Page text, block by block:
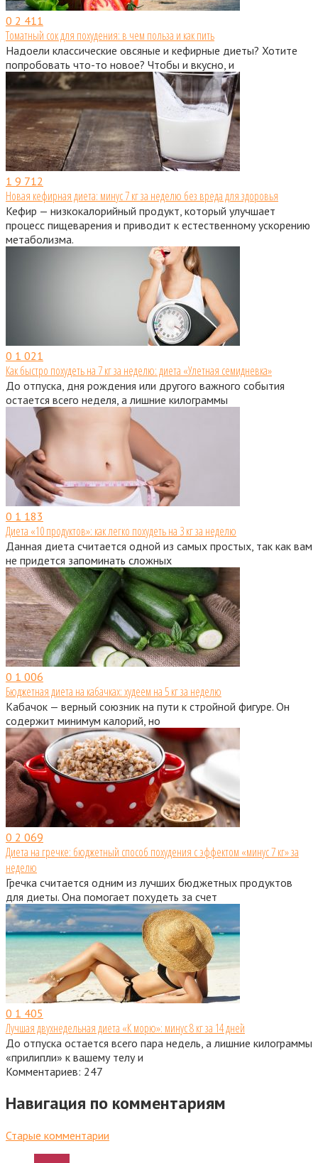
0 2 411
Томатный сок для похудения: в чем польза и как пить
Надоели классические овсяные и кефирные диеты? Хотите
попробовать что-то новое? Чтобы и вкусно, и
1 9 712
Новая кефирная диета: минус 7 кг за неделю без вреда для здоровья
Кефир — низкокалорийный продукт, который улучшает
процесс пищеварения и приводит к естественному ускорению
метаболизма.
0 1 021
Как быстро похудеть на 7 кг за неделю: диета «Улетная семидневка»
До отпуска, дня рождения или другого важного события
остается всего неделя, а лишние килограммы
0 1 183
Диета «10 продуктов»: как легко похудеть на 3 кг за неделю
Данная диета считается одной из самых простых, так как вам
не придется запоминать сложных
0 1 006
Бюджетная диета на кабачках: худеем на 5 кг за неделю
Кабачок — верный союзник на пути к стройной фигуре. Он
содержит минимум калорий, но
0 2 069
Диета на гречке: бюджетный способ похудения с эффектом «минус 7 кг» за
неделю
Гречка считается одним из лучших бюджетных продуктов
для диеты. Она помогает похудеть за счет
0 1 405
Лучшая двухнедельная диета «К морю»: минус 8 кг за 14 дней
До отпуска остается всего пара недель, а лишние килограммы
«прилипли» к вашему телу и
Комментариев: 247
Навигация по комментариям
Старые комментарии